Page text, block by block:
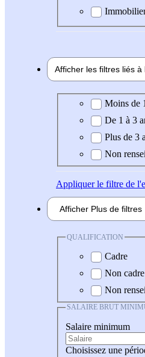
Afficher les filtres liés à
Expérience demandée
Moins de
De 1 à 3
Plus de 3
Non
Appliquerle filtre de
Afficher Plus de filtres
QUALIFICATION
Cadre
Non
Non
SALAIRE BRUT
Salaire minimum
Choisissez une